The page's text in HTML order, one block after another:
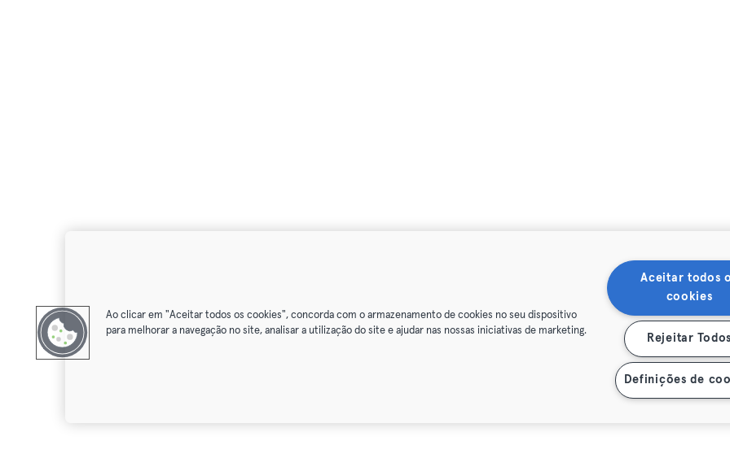
Ao clicar em "Aceitar todos os cookies", concorda com o armazenamento de cookies no seu dispositivo
para melhorar a navegação no site, analisar a utilização do site e ajudar nas nossas iniciativas de marketing.
Aceitar todos
cookies
Rejeitar
Definições de